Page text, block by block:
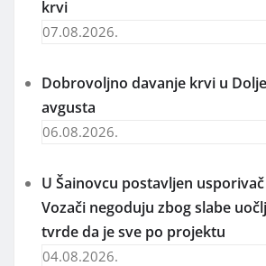
krvi
07.08.2026.
Dobrovoljno davanje krvi u
avgusta
06.08.2026.
U Šainovcu postavljen
Vozači negoduju zbog slabe
tvrde da je sve po projektu
04.08.2026.